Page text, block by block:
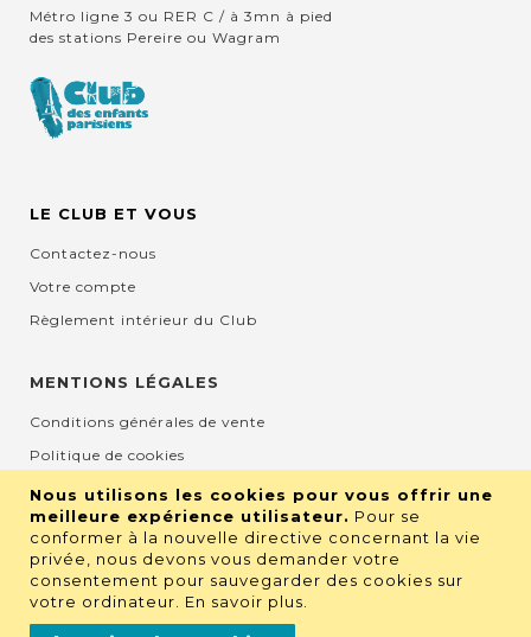
Nous utilisons les cookies pour vous offrir une
meilleure expérience utilisateur. Pour se
conformer à la nouvelle directive concernant la vie
privée, nous devons vous demander votre
consentement pour sauvegarder des cookies sur
votre ordinateur. En savoir plus
Métro ligne 3 ou RER C / à 3mn à pied
des stations Pereire ou Wagram
LE CLUB ET VOUS
Contactez-nous
Votre compte
Règlement intérieur du Club
MENTIONS LÉGALES
Conditions générales de vente
Politique de cookies
Mentions légales et CGU
Protection de la vie privée
RETROUVEZ NOUS SUR LES RÉSEAUX